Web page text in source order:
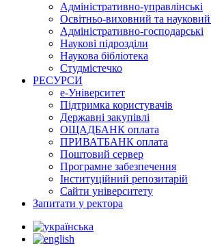
Адміністративно-управлінські
Освітньо-виховний та
Адміністративно-господарські
Наукові підрозділи
Наукова бібліотека
Студмістечко
РЕСУРСИ
е-Університет
Підтримка користувачів
Державні закупівлі
ОЩАДБАНК оплата
ПРИВАТБАНК оплата
Поштовий сервер
Програмне забезпечення
Інституційний репозитарій
Сайти університету
Запитати у ректора